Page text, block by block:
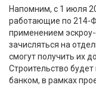
Напомним, с 1 июля
работающие по 214-
применением
зачисляться на
смогут получить их
Строительство
банком, в рамках